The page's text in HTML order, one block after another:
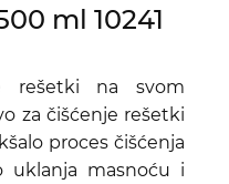
ml 10241
rešetki na svom
za čišćenje rešetki
proces čišćenja
uklanja masnoću i